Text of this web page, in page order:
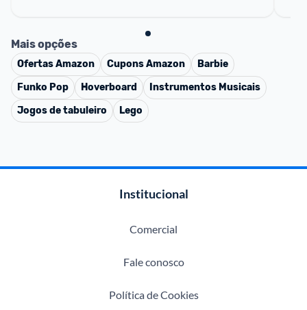
Mais opções
OfertasAmazon CuponsAmazon
Barbie
Funko Pop
Hoverboard
Instrumentos Musicais
Jogos de tabuleiro
Lego
Institucional
Comercial
Fale conosco
Política de Cookies